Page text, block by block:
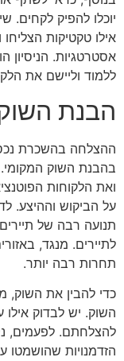
יוכלו להפיק לקחים.
אילו טקטיקות
אסטרטגיות. הניסיון
ללמוד וליישם את
הבנת
ההצלחה בהשכרת
בהבנת השוק
ואת הלקוחות
על הביקוש וההיצע.
תנועה רבה של
לתיירים. מנגד,
תחרות רבה יותר.
כדי להבין את
השוק. יש לבדוק
להצלחתם. לפעמים,
הזדמנויות